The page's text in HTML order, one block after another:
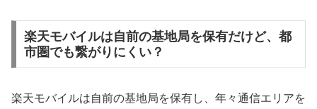
楽天モバイルは自前の基地局を保有だけど、都
市圏でも繋がりにくい？
楽天モバイルは自前の基地局を保有し、年々通信エリアを